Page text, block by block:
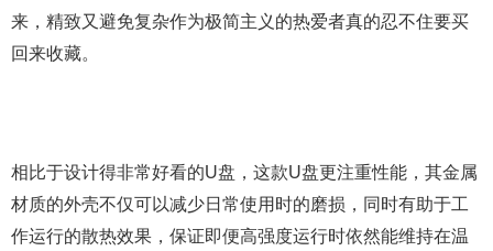
来，精致又避免复杂作为极简主义的热爱者真的忍不住要买
回来收藏。
相比于设计得非常好看的U盘，这款U盘更注重性能，其金属
材质的外壳不仅可以减少日常使用时的磨损，同时有助于工
作运行的散热效果，保证即便高强度运行时依然能维持在温